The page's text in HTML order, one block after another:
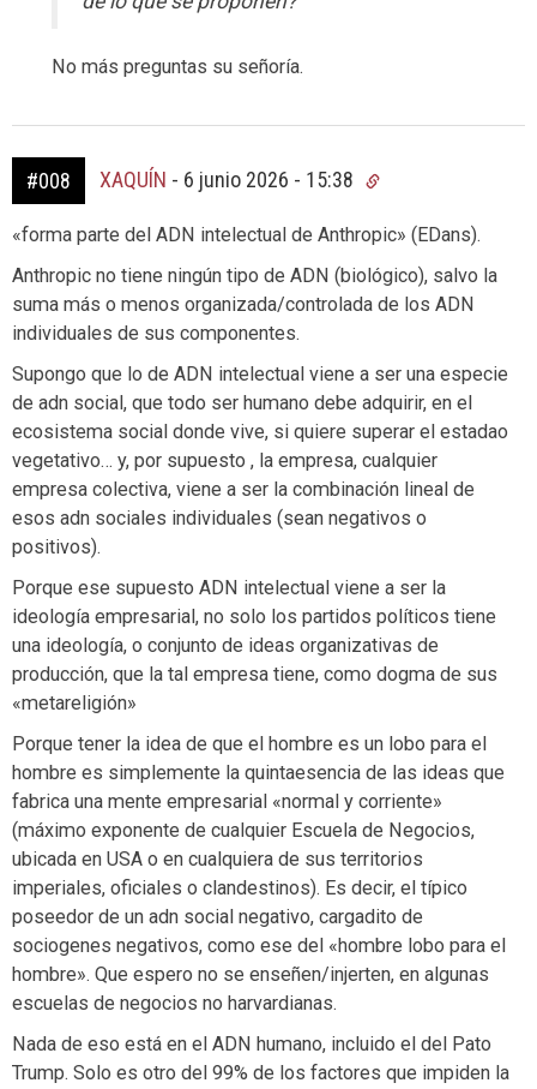
No más preguntas su señoría.
#008 XAQUÍN - 6 junio 2026 - 15:38
«forma parte del ADN intelectual de Anthropic» (EDans).
Anthropic no tiene ningún tipo de ADN (biológico), salvo la
suma más o menos organizada/controlada de los ADN
individuales de sus componentes.
Supongo que lo de ADN intelectual viene a ser una especie
de adn social, que todo ser humano debe adquirir, en el
ecosistema social donde vive, si quiere superar el estadao
vegetativo… y, por supuesto , la empresa, cualquier
empresa colectiva, viene a ser la combinación lineal de
esos adn sociales individuales (sean negativos o
positivos).
Porque ese supuesto ADN intelectual viene a ser la
ideología empresarial, no solo los partidos políticos tiene
una ideología, o conjunto de ideas organizativas de
producción, que la tal empresa tiene, como dogma de sus
«metareligión»
Porque tener la idea de que el hombre es un lobo para el
hombre es simplemente la quintaesencia de las ideas que
fabrica una mente empresarial «normal y corriente»
(máximo exponente de cualquier Escuela de Negocios,
ubicada en USA o en cualquiera de sus territorios
imperiales, oficiales o clandestinos). Es decir, el típico
poseedor de un adn social negativo, cargadito de
sociogenes negativos, como ese del «hombre lobo para el
hombre». Que espero no se enseñen/injerten, en algunas
escuelas de negocios no harvardianas.
Nada de eso está en el ADN humano, incluido el del Pato
Trump. Solo es otro del 99% de los factores que impiden la